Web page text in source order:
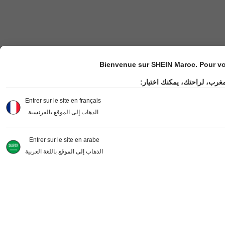
Bienvenue sur SHEIN Maroc. Pour
لراحتك، يمكنك اختيار:
Entrer sur le site en français
الذهاب إلى الموقع بالفرنسية
Entrer sur le site en arabe
الذهاب إلى الموقع باللغة العربية